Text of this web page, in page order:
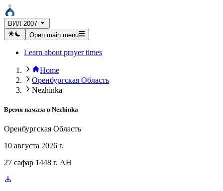
ВИЛ 2007
Open main menu
Learn about prayer times
Home
Оренбургская Область
Nezhinka
Время намаза в Nezhinka
Оренбургская Область
10 августа 2026 г.
27 сафар 1448 г. AH